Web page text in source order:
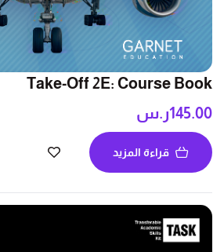
Take-Off 2E: Course Book
ر.س145.00
قراءة المزيد